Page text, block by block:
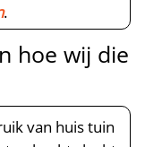
.​
hoe wij die
van huis tuin